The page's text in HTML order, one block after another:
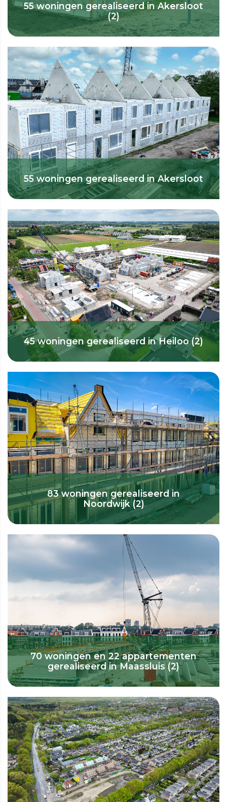
55 woningen gerealiseerd in Akersloot
(2)
55 woningen gerealiseerd in Akersloot
45 woningen gerealiseerd in Heiloo (2)
83 woningen gerealiseerd in
Noordwijk (2)
70 woningen en 22 appartementen
gerealiseerd in Maassluis (2)